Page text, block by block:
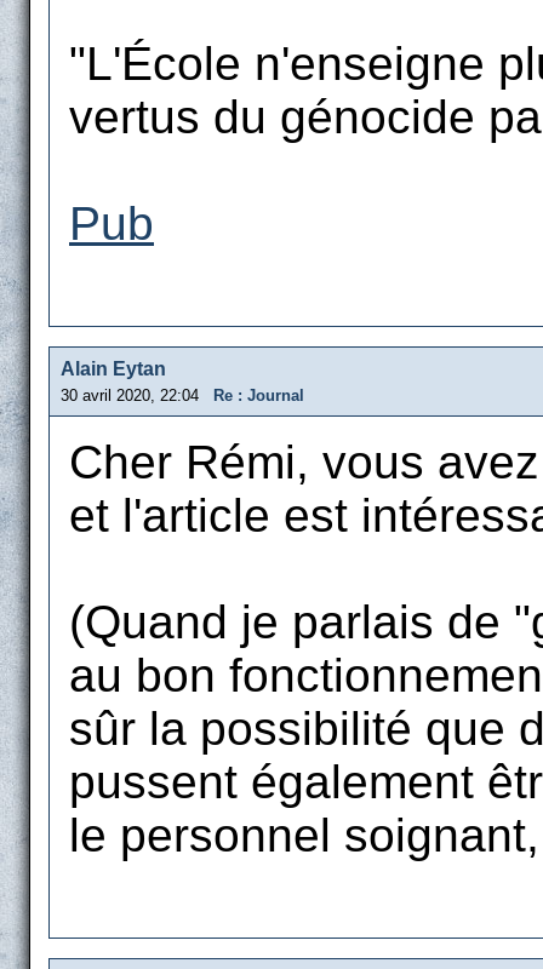
"L'École n'enseigne
vertus du génocide
Pub
Alain Eytan
30 avril 2020, 22:04 Re : Journal
Cher Rémi, vous
et l'article est
(Quand je parlais de
au bon
sûr la possibilité que
pussent également
le personnel